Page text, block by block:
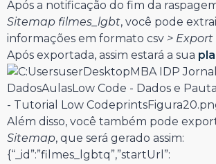
Após a notificação do fim da
Sitemap filmes_lgbt, você pode
informações em formato csv >
Após exportada, assim estará a sua
Além disso, você também pode
Sitemap, que será gerado assim:
{“_id”:”filmes_lgbtq”,”startUrl”: